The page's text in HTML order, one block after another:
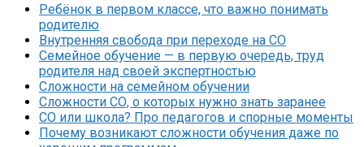
Ребёнок в первом классе, что важно понимать
родителю
Внутренняя свобода при переходе на СО
Семейное обучение — в первую очередь, труд
родителя над своей экспертностью
Сложности на семейном обучении
Сложности СО, о которых нужно знать заранее
СО или школа? Про педагогов и спорные моменты
Почему возникают сложности обучения даже по